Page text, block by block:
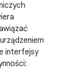
interfejsy